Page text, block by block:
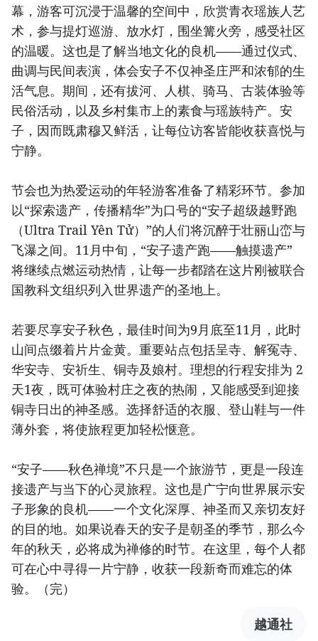
幕，游客可沉浸于温馨的空间中，欣赏青衣瑶族人艺
术，参与提灯巡游、放水灯，围坐篝火旁，感受社区
的温暖。这也是了解当地文化的良机——通过仪式、
曲调与民间表演，体会安子不仅神圣庄严和浓郁的生
活气息。期间，还有拔河、人棋、骑马、古装体验等
民俗活动，以及乡村集市上的素食与瑶族特产。安
子，因而既肃穆又鲜活，让每位访客皆能收获喜悦与
宁静。
节会也为热爱运动的年轻游客准备了精彩环节。参加
以“探索遗产，传播精华”为口号的“安子超级越野跑
（Ultra Trail Yên Tử）”的人们将沉醉于壮丽山峦与
飞瀑之间。11月中旬，“安子遗产跑——触摸遗产”
将继续点燃运动热情，让每一步都踏在这片刚被联合
国教科文组织列入世界遗产的圣地上。
若要尽享安子秋色，最佳时间为9月底至11月，此时
山间点缀着片片金黄。重要站点包括呈寺、解冤寺、
华安寺、安祈生、铜寺及娘村。理想的行程安排为 2
天1夜，既可体验村庄之夜的热闹，又能感受到迎接
铜寺日出的神圣感。选择舒适的衣服、登山鞋与一件
薄外套，将使旅程更加轻松惬意。
“安子——秋色禅境”不只是一个旅游节，更是一段连
接遗产与当下的心灵旅程。这也是广宁向世界展示安
子形象的良机——一个文化深厚、神圣而又亲切友好
的目的地。如果说春天的安子是朝圣的季节，那么今
年的秋天，必将成为禅修的时节。在这里，每个人都
可在心中寻得一片宁静，收获一段新奇而难忘的体
验。（完）
越通社